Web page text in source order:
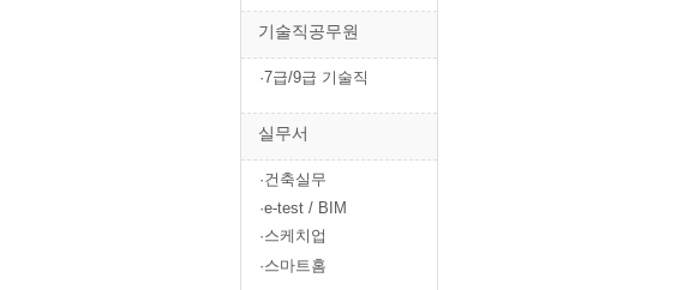
기술직공무원
·7급/9급 기술직
실무서
·건축실무
·e-test / BIM
·스케치업
·스마트홈